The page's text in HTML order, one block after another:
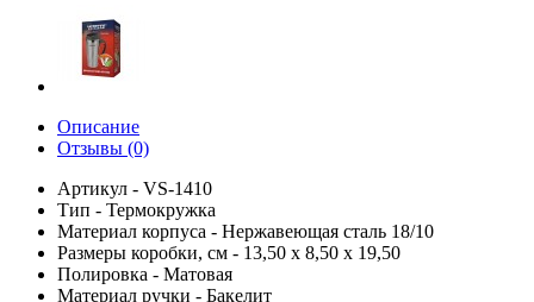
Описание
Отзывы (0)
Артикул - VS-1410
Тип - Термокружка
Материал корпуса - Нержавеющая сталь 18/10
Размеры коробки, см - 13,50 х 8,50 х 19,50
Полировка - Матовая
Материал ручки - Бакелит